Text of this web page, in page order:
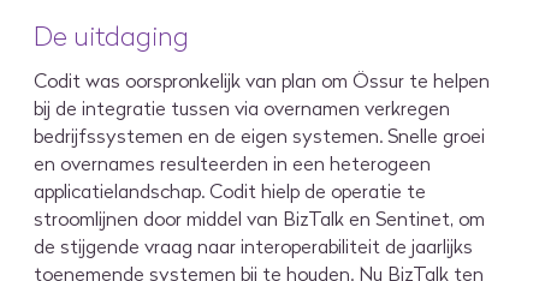
De uitdaging
Codit was oorspronkelijk van plan om Össur te helpen
bij de integratie tussen via overnamen verkregen
bedrijfssystemen en de eigen systemen. Snelle groei
en overnames resulteerden in een heterogeen
applicatielandschap. Codit hielp de operatie te
stroomlijnen door middel van BizTalk en Sentinet, om
de stijgende vraag naar interoperabiliteit de jaarlijks
toenemende systemen bij te houden. Nu BizTalk ten